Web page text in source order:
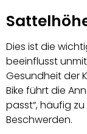
Dies ist die
beeinflusst
Gesundheit der
Bike führt die
passt“, häufig
Beschwerden.